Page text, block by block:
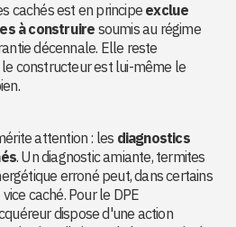
cachés est en principe exclue
à construire soumis au régime
décennale. Elle reste
constructeur est lui-même le
attention : les diagnostics
. Un diagnostic amiante, termites
erroné peut, dans certains
caché. Pour le DPE
dispose d'une action